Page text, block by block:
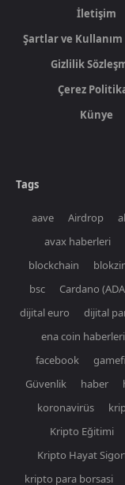
İletişim
Şartlar ve Kullanım
Gizlilik
Çerez
Künye
Tags
aave Airdrop
avax haberleri
blockchain
bsc
Cardano
dijital euro
dijital
ena coin haberleri
facebook
gamefi
Güvenlik
haber
koronavirüs
Kripto Eğitimi
Kripto Hayat
kripto para borsasi